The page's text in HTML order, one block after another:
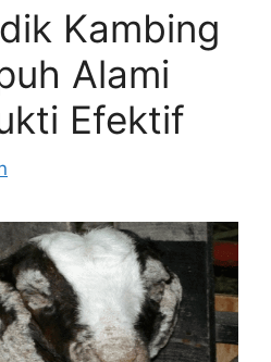
Kambing
Alami
Efektif